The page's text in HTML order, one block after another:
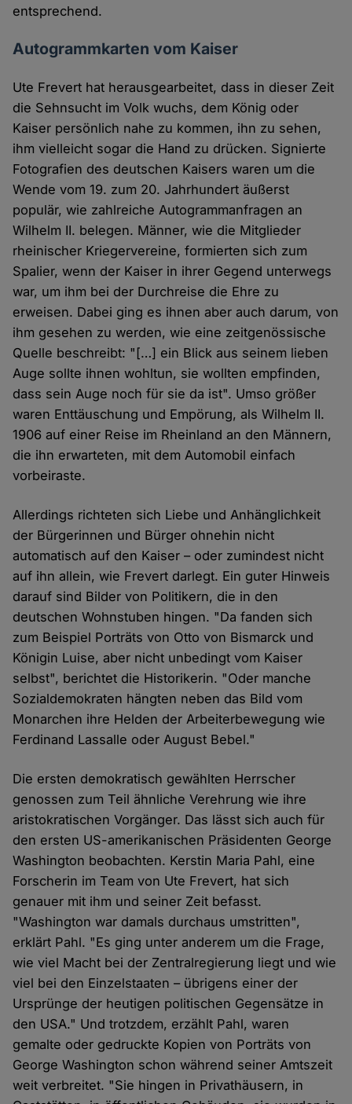
entsprechend.
Autogrammkarten vom Kaiser
Ute Frevert hat herausgearbeitet, dass in dieser Zeit
die Sehnsucht im Volk wuchs, dem König oder
Kaiser persönlich nahe zu kommen, ihn zu sehen,
ihm vielleicht sogar die Hand zu drücken. Signierte
Fotografien des deutschen Kaisers waren um die
Wende vom 19. zum 20. Jahrhundert äußerst
populär, wie zahlreiche Autogrammanfragen an
Wilhelm II. belegen. Männer, wie die Mitglieder
rheinischer Kriegervereine, formierten sich zum
Spalier, wenn der Kaiser in ihrer Gegend unterwegs
war, um ihm bei der Durchreise die Ehre zu
erweisen. Dabei ging es ihnen aber auch darum, von
ihm gesehen zu werden, wie eine zeitgenössische
Quelle beschreibt: "[…] ein Blick aus seinem lieben
Auge sollte ihnen wohltun, sie wollten empfinden,
dass sein Auge noch für sie da ist". Umso größer
waren Enttäuschung und Empörung, als Wilhelm II.
1906 auf einer Reise im Rheinland an den Männern,
die ihn erwarteten, mit dem Automobil einfach
vorbeiraste.
Allerdings richteten sich Liebe und Anhänglichkeit
der Bürgerinnen und Bürger ohnehin nicht
automatisch auf den Kaiser – oder zumindest nicht
auf ihn allein, wie Frevert darlegt. Ein guter Hinweis
darauf sind Bilder von Politikern, die in den
deutschen Wohnstuben hingen. "Da fanden sich
zum Beispiel Porträts von Otto von Bismarck und
Königin Luise, aber nicht unbedingt vom Kaiser
selbst", berichtet die Historikerin. "Oder manche
Sozialdemokraten hängten neben das Bild vom
Monarchen ihre Helden der Arbeiterbewegung wie
Ferdinand Lassalle oder August Bebel."
Die ersten demokratisch gewählten Herrscher
genossen zum Teil ähnliche Verehrung wie ihre
aristokratischen Vorgänger. Das lässt sich auch für
den ersten US-amerikanischen Präsidenten George
Washington beobachten. Kerstin Maria Pahl, eine
Forscherin im Team von Ute Frevert, hat sich
genauer mit ihm und seiner Zeit befasst.
"Washington war damals durchaus umstritten",
erklärt Pahl. "Es ging unter anderem um die Frage,
wie viel Macht bei der Zentralregierung liegt und wie
viel bei den Einzelstaaten – übrigens einer der
Ursprünge der heutigen politischen Gegensätze in
den USA." Und trotzdem, erzählt Pahl, waren
gemalte oder gedruckte Kopien von Porträts von
George Washington schon während seiner Amtszeit
weit verbreitet. "Sie hingen in Privathäusern, in